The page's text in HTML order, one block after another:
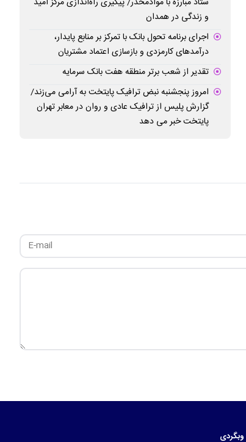
دومین دوره مسابقه عکاسی ژئوپارک جهانی
ارس برگزار می‌شود
افزایش محدوده
به استان‌های
و زندگی در همدان
اجرای برنامه تحول بانک با تمرکز بر منابع پایدار،
درآمدهای کارمزدی و بازسازی اعتماد مشتریان
تقدیر از شعب برتر منطقه هفت بانک سرمایه
امروز پنجشنبه نبض ترافیک پایتخت به آرامی می‌زند/
گزارش پلیس از ترافیک عادی و روان در معابر تهران
پایتخت خبر می دهد
وبگردی